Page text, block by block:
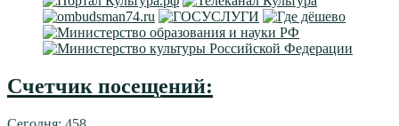
Счетчик посещений: